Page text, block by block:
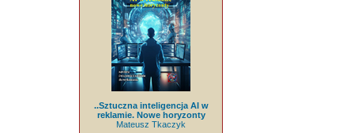
..Sztuczna inteligencja AI w
reklamie. Nowe horyzonty
Mateusz Tkaczyk